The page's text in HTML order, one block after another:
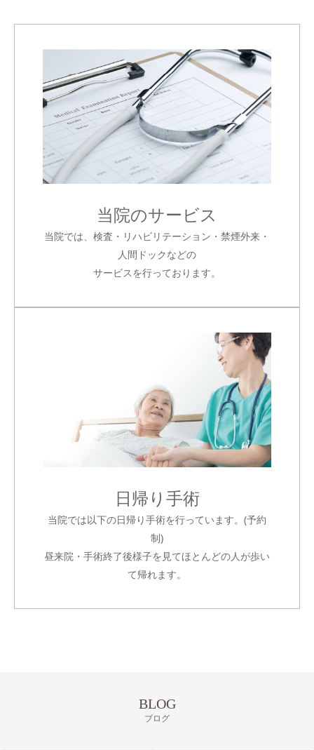
当院のサービス
当院では、検査・リハビリテーション・禁煙外来・
人間ドックなどの
サービスを行っております。
日帰り手術
当院では以下の日帰り手術を行っています。(予約
制)
昼来院・手術終了後様子を見てほとんどの人が歩い
て帰れます。
BLOG
ブログ